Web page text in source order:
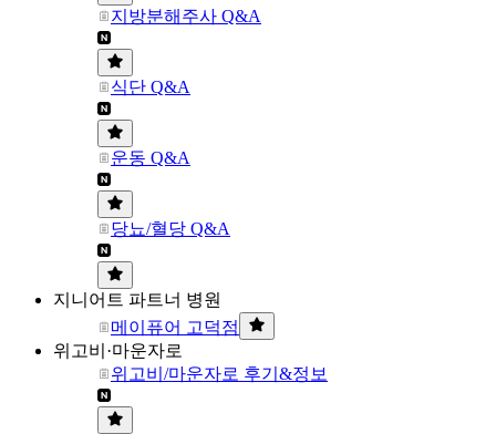
지방분해주사 Q&A
식단 Q&A
운동 Q&A
당뇨/혈당 Q&A
지니어트 파트너 병원
메이퓨어 고덕점
위고비·마운자로
위고비/마운자로 후기&정보